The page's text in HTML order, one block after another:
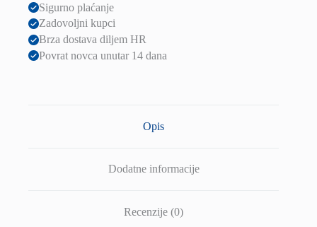
količina
Sigurno plaćanje
Zadovoljni kupci
Brza dostava diljem HR
Povrat novca unutar 14 dana
Opis
Dodatne informacije
Recenzije (0)